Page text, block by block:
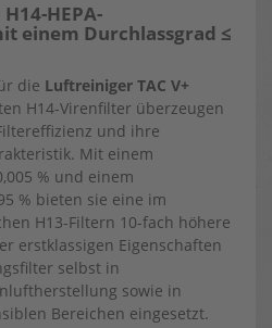
HEPA-
einem Durchlassgrad ≤
die Luftreiniger TAC V+
H14-Virenfilter überzeugen
und ihre
Mit einem
% und einem
% bieten sie eine im
H13-Filtern 10-fach höhere
erstklassigen Eigenschaften
selbst in
sowie in
Bereichen eingesetzt.